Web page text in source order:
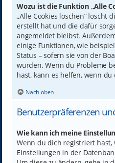
Wozu ist die Funktion „Alle
„Alle Cookies löschen“ löscht
erstellt hat und die dafür
angemeldet bleibst.
einige Funktionen, wie
Status – sofern sie von der
wurden. Wenn du Probleme
hast, kann es helfen, wenn du
Nach oben
Benutzerpräferenzen
Wie kann ich meine
Wenn du dich registriert hast,
Einstellungen in der